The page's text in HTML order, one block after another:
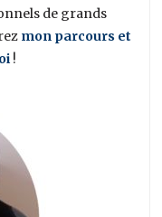
de grands
mon parcours et
!